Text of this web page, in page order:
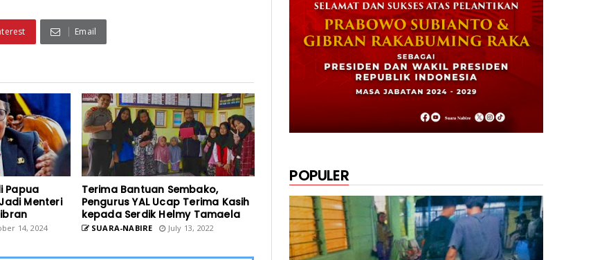
Email
Papua
Menteri
14, 2024
Terima Bantuan Sembako,
Pengurus YAL Ucap Terima Kasih
kepada Serdik Helmy Tamaela
SUARA-NABIRE July 13, 2022
Paslon Wagi Unggul Sementara di
Pilgub Papua Tengah, Versi J...
December 02, 2024
NABIRE
Rayakan HUT TNI ke-79. Dandim 1705
Nabire Gandeng Pelaku UMK...
October 23, 2024
POPULER